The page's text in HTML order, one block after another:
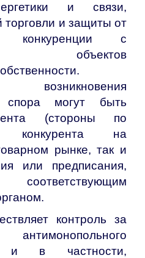
и связи,
торговли и защиты от
конкуренции с
объектов
спора могут быть
(стороны по
конкурента на
рынке, так и
или предписания,
контроль за
и в частности,